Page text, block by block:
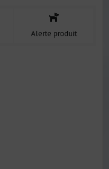
Alerte produit